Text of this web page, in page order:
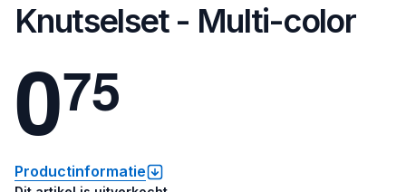
Knutselset - Multi-color
075
Productinformatie